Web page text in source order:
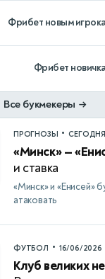
Фрибет новым
Фрибет
Все букмекеры →
ПРОГНОЗЫ • СЕГОДНЯ
«Минск» —
и ставка
«Минск» и «Енисей»
атаковать
ФУТБОЛ • 16/06/2026
Клуб великих